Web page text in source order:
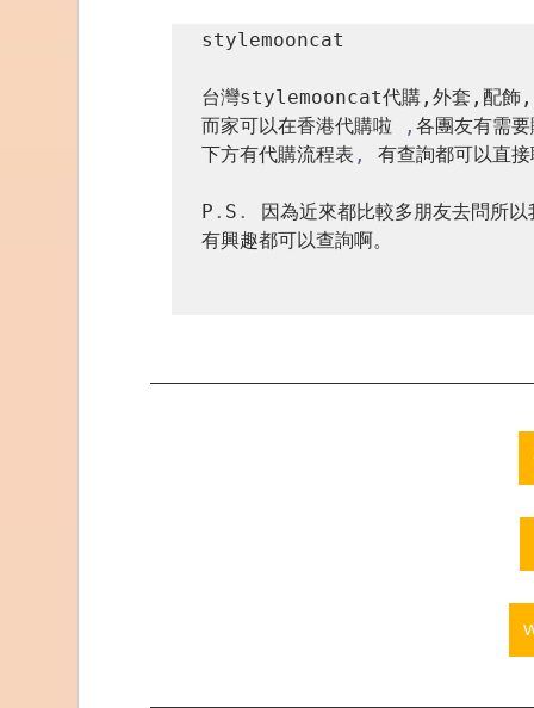
stylemooncat
台灣stylemooncat代購,外套,配飾,
而家可以在香港代購啦
, 各團友有需
下方有代購流程表 , 有查詢都可以直
P . S .
因為近來都比較多朋友去問所
有興趣都可以查詢啊。